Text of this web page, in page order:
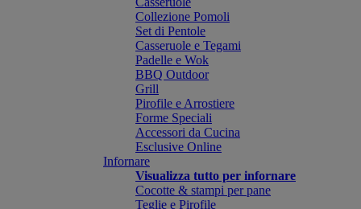
Collezione Pomoli
Set di Pentole
Casseruole e Tegami
Padelle e Wok
BBQ Outdoor
Grill
Pirofile e Arrostiere
Forme Speciali
Accessori da Cucina
Esclusive Online
Infornare
Visualizza tutto per infornare
Cocotte & stampi per pane
Teglie e Pirofile